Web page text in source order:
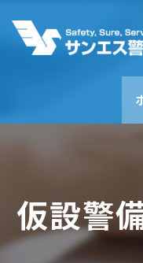
仮設警